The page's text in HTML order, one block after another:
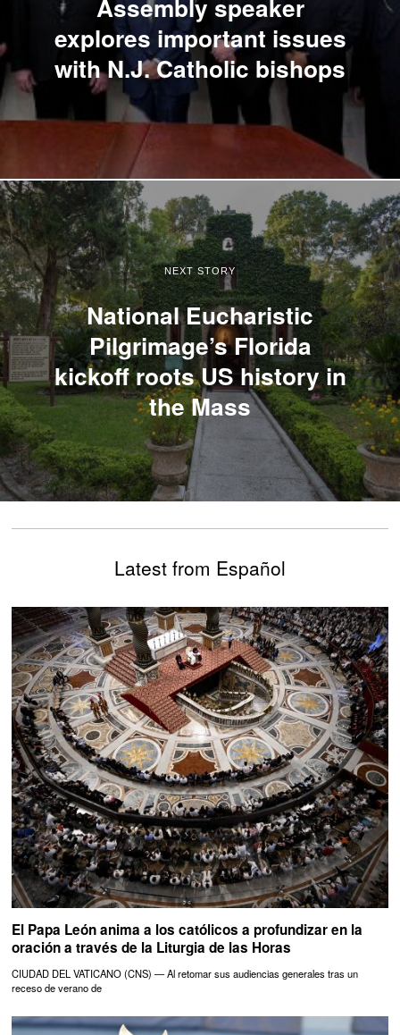
Assembly speaker
explores important issues
with N.J. Catholic bishops
NEXT STORY
National Eucharistic
Pilgrimage’s Florida
kickoff roots US history in
the Mass
Latest from Español
El Papa León anima a los católicos a profundizar en la
oración a través de la Liturgia de las Horas
CIUDAD DEL VATICANO (CNS) — Al retomar sus audiencias generales tras un
receso de verano de